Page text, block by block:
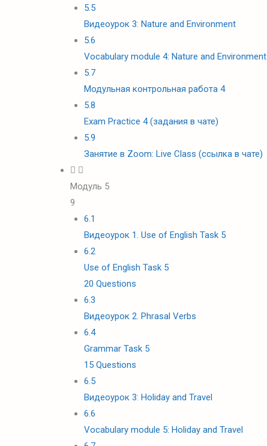
5.5
Видеоурок 3: Nature and Environment
5.6
Vocabulary module 4: Nature and Environment
5.7
Модульная контрольная работа 4
5.8
Exam Practice 4 (задания в чате)
5.9
Занятие в Zoom: Live Class (ссылка в чате)
Модуль 5
9
6.1
Видеоурок 1. Use of English Task 5
6.2
Use of English Task 5
20 Questions
6.3
Видеоурок 2. Phrasal Verbs
6.4
Grammar Task 5
15 Questions
6.5
Видеоурок 3: Holiday and Travel
6.6
Vocabulary module 5: Holiday and Travel